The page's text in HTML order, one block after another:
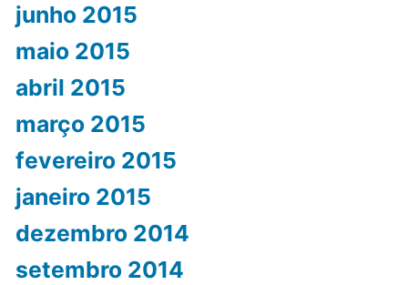
junho 2015
maio 2015
abril 2015
março 2015
fevereiro 2015
janeiro 2015
dezembro 2014
setembro 2014